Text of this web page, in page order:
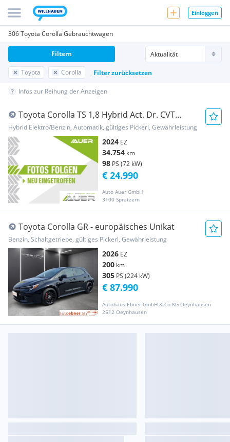
Einloggen
306 Toyota Corolla Gebrauchtwagen
Toyota Corolla Filter zurücksetzen
Filtern
Infos zur Reihung der Anzeigen
Toyota Corolla TS 1,8 Hybrid Act. Dr. CVT
140PS | Sith...
Hybrid Elektro/Benzin, Automatik, gültiges Pickerl, Gewährleistung
2024 EZ
34.754 km
98 PS (72 kW)
Auto Auer GmbH
3100 Spratzern
€ 24.990
Toyota Corolla GR - europäisches Unikat
Benzin, Schaltgetriebe, gültiges Pickerl, Gewährleistung
2026 EZ
200 km
305 PS (224 kW)
Autohaus Ebner GmbH & Co KG Oeynhausen
2512 Oeynhausen
€ 87.990